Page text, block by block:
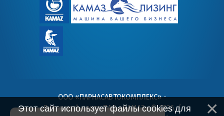
ООО «ПАРНАСАВТОКОМПЛЕКС» -
Дилерский центр ПАО «КАМАЗ» © 2026. /
Этот сайт использует файлы cookies для